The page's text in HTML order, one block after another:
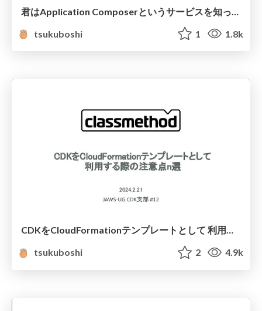
tsukuboshi
1 1.8k
CDKをCloudFormationテンプレートとして 利用する際の注意点n選
tsukuboshi
2 4.9k